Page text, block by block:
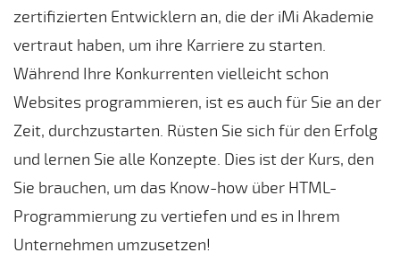
zertifizierten Entwicklern an, die der iMi Akademie
vertraut haben, um ihre Karriere zu starten.
Während Ihre Konkurrenten vielleicht schon
Websites programmieren, ist es auch für Sie an der
Zeit, durchzustarten. Rüsten Sie sich für den Erfolg
und lernen Sie alle Konzepte. Dies ist der Kurs, den
Sie brauchen, um das Know-how über HTML-
Programmierung zu vertiefen und es in Ihrem
Unternehmen umzusetzen!